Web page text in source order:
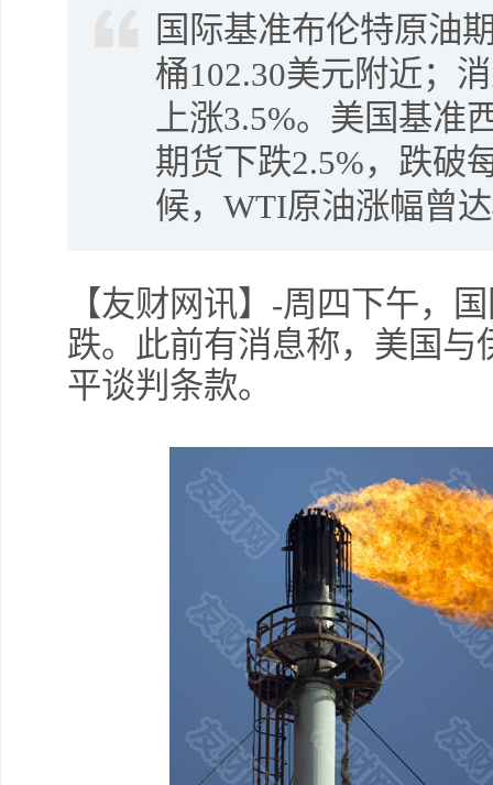
国际基准布伦特原油
桶102.30美元附近；
上涨3.5%。美国基准
期货下跌2.5%，跌破
候，WTI原油涨幅曾
【友财网讯】-周四下午，
跌。此前有消息称，美国
平谈判条款。